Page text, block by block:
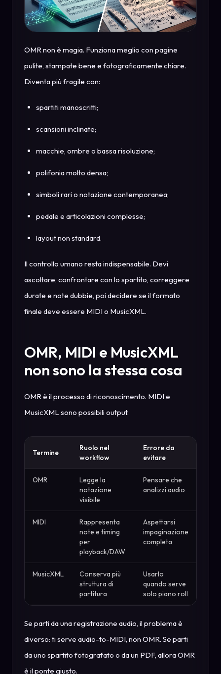
OMR non è magia. Funziona meglio con pagine
pulite, stampate bene e fotograficamente chiare.
Diventa più fragile con:
spartiti manoscritti;
scansioni inclinate;
macchie, ombre o bassa risoluzione;
polifonia molto densa;
simboli rari o notazione contemporanea;
pedale e articolazioni complesse;
layout non standard.
Il controllo umano resta indispensabile. Devi
ascoltare, confrontare con lo spartito, correggere
durate e note dubbie, poi decidere se il formato
finale deve essere MIDI o MusicXML.
OMR, MIDI e MusicXML
non sono la stessa cosa
OMR è il processo di riconoscimento. MIDI e
MusicXML sono possibili output.
Termine
Ruolo nel
workflow
Errore da
evitare
OMR
Legge la
notazione
visibile
Pensare che
analizzi audio
MIDI
Rappresenta
note e timing
per
playback/DAW
Aspettarsi
impaginazione
completa
MusicXML
Conserva più
struttura di
partitura
Usarlo
quando serve
solo piano roll
Se parti da una registrazione audio, il problema è
diverso: ti serve audio-to-MIDI, non OMR. Se parti
da uno spartito fotografato o da un PDF, allora OMR
è il ponte giusto.